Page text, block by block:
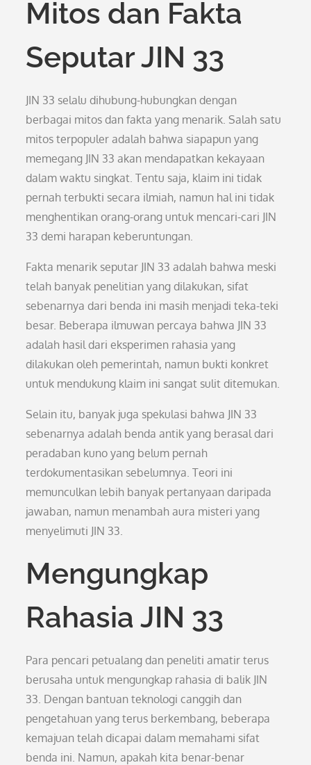
Mitos dan Fakta
Seputar JIN 33
JIN 33 selalu dihubung-hubungkan dengan
berbagai mitos dan fakta yang menarik. Salah satu
mitos terpopuler adalah bahwa siapapun yang
memegang JIN 33 akan mendapatkan kekayaan
dalam waktu singkat. Tentu saja, klaim ini tidak
pernah terbukti secara ilmiah, namun hal ini tidak
menghentikan orang-orang untuk mencari-cari JIN
33 demi harapan keberuntungan.
Fakta menarik seputar JIN 33 adalah bahwa meski
telah banyak penelitian yang dilakukan, sifat
sebenarnya dari benda ini masih menjadi teka-teki
besar. Beberapa ilmuwan percaya bahwa JIN 33
adalah hasil dari eksperimen rahasia yang
dilakukan oleh pemerintah, namun bukti konkret
untuk mendukung klaim ini sangat sulit ditemukan.
Selain itu, banyak juga spekulasi bahwa JIN 33
sebenarnya adalah benda antik yang berasal dari
peradaban kuno yang belum pernah
terdokumentasikan sebelumnya. Teori ini
memunculkan lebih banyak pertanyaan daripada
jawaban, namun menambah aura misteri yang
menyelimuti JIN 33.
Mengungkap
Rahasia JIN 33
Para pencari petualang dan peneliti amatir terus
berusaha untuk mengungkap rahasia di balik JIN
33. Dengan bantuan teknologi canggih dan
pengetahuan yang terus berkembang, beberapa
kemajuan telah dicapai dalam memahami sifat
benda ini. Namun, apakah kita benar-benar